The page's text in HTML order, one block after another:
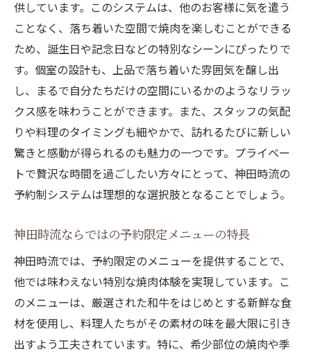
神田時流の心地よい空間で過ごす特別な焼
肉
予約制が提供する特別な日の焼肉ディナー
心地よい空間が作り出す焼肉の特別な体験
予約制で楽しむ特別な日のための焼肉の選
び方
神田時流での焼肉が特別な日を彩る理由
心地よい空間と香ばしい焼肉の絶妙な組み
合わせ
意義
予約制で焼肉の香ばしさを最大限に楽しむ
方法
香ばしさが際立つ焼肉体験を提供する予約
制の意義
供しています。このシステムは、他のお客様に気を遣う
ことなく、落ち着いた空間で焼肉を楽しむことができる
ため、誕生日や記念日などの特別なシーンにぴったりで
す。個室の設計も、上品で落ち着いた雰囲気を醸し出
し、まるで自分たちだけの空間にいるかのようなリラッ
クス感を味わうことができます。また、スタッフの気配
りや料理のタイミングも細やかで、訪れるたびに新しい
驚きと感動が得られるのも魅力の一つです。プライベー
トで贅沢な時間を過ごしたい方々にとって、神田時流の
予約制システムは理想的な選択肢となることでしょう。
神田時流ならではの予約限定メニューの特長
神田時流では、予約限定のメニューを提供することで、
他では味わえない特別な焼肉体験を実現しています。こ
のメニューは、厳選された和牛をはじめとする新鮮な食
材を使用し、料理人たちがその素材の味を最大限に引き
出すよう工夫されています。特に、希少部位の焼肉や季